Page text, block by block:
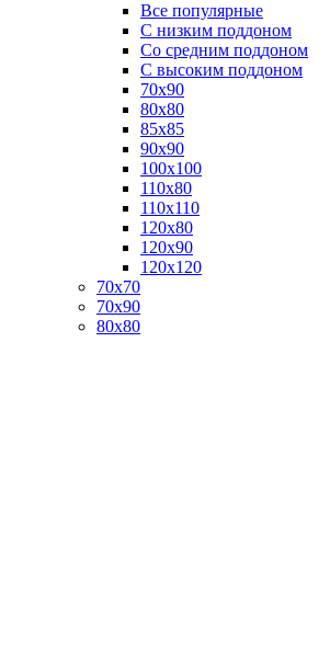
Все популярные
C низким поддоном
Со средним поддоном
С высоким поддоном
70х90
80х80
85х85
90х90
100х100
110х80
110х110
120х80
120х90
120х120
70х70
70х90
80х80